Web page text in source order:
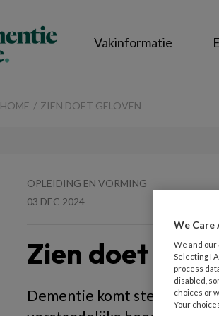
Vakinformatie
HOME ZIEN DOET GELOVEN
OPLEIDING EN VORMING
03 DEC 2024
Zien doet
Dementie komt steeds
We Care
We and our
Selecting I
process
disabled,
choices or
Your